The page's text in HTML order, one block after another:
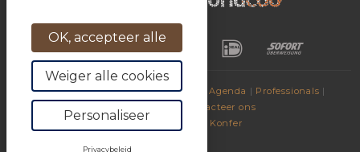
© 2017Dranken van La Chaudasse Agenda | Professionals |
Vrienden sites
Contacteer ons
Aangedreven door Konfer
OK, accepteer alle
Weiger alle cookies
Personaliseer
Privacybeleid